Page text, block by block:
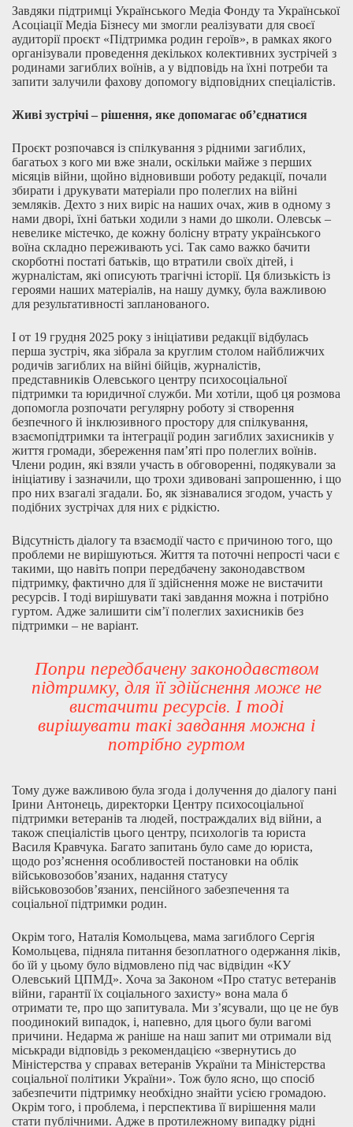
Завдяки підтримці Українського Медіа Фонду та Української
Асоціації Медіа Бізнесу ми змогли реалізувати для своєї
аудиторії проєкт «Підтримка родин героїв», в рамках якого
організували проведення декількох колективних зустрічей з
родинами загиблих воїнів, а у відповідь на їхні потреби та
запити залучили фахову допомогу відповідних спеціалістів.
Живі зустрічі – рішення, яке допомагає об’єднатися
Проєкт розпочався із спілкування з рідними загиблих,
багатьох з кого ми вже знали, оскільки майже з перших
місяців війни, щойно відновивши роботу редакції, почали
збирати і друкувати матеріали про полеглих на війні
земляків. Дехто з них виріс на наших очах, жив в одному з
нами дворі, їхні батьки ходили з нами до школи. Олевськ –
невелике містечко, де кожну болісну втрату українського
воїна складно переживають усі. Так само важко бачити
скорботні постаті батьків, що втратили своїх дітей, і
журналістам, які описують трагічні історії. Ця близькість із
героями наших матеріалів, на нашу думку, була важливою
для результативності запланованого.
І от 19 грудня 2025 року з ініціативи редакції відбулась
перша зустріч, яка зібрала за круглим столом найближчих
родичів загиблих на війні бійців, журналістів,
представників Олевського центру психосоціальної
підтримки та юридичної служби. Ми хотіли, щоб ця розмова
допомогла розпочати регулярну роботу зі створення
безпечного й інклюзивного простору для спілкування,
взаємопідтримки та інтеграції родин загиблих захисників у
життя громади, збереження пам’яті про полеглих воїнів.
Члени родин, які взяли участь в обговоренні, подякували за
ініціативу і зазначили, що трохи здивовані запрошенню, і що
про них взагалі згадали. Бо, як зізнавалися згодом, участь у
подібних зустрічах для них є рідкістю.
Відсутність діалогу та взаємодії часто є причиною того, що
проблеми не вирішуються. Життя та поточні непрості часи є
такими, що навіть попри передбачену законодавством
підтримку, фактично для її здійснення може не вистачити
ресурсів. І тоді вирішувати такі завдання можна і потрібно
гуртом. Адже залишити сім’ї полеглих захисників без
підтримки – не варіант.
Попри передбачену законодавством
підтримку, для її здійснення може не
вистачити ресурсів. І тоді
вирішувати такі завдання можна і
потрібно гуртом
Тому дуже важливою була згода і долучення до діалогу пані
Ірини Антонець, директорки Центру психосоціальної
підтримки ветеранів та людей, постраждалих від війни, а
також спеціалістів цього центру, психологів та юриста
Василя Кравчука. Багато запитань було саме до юриста,
щодо роз’яснення особливостей постановки на облік
військовозобов’язаних, надання статусу
військовозобов’язаних, пенсійного забезпечення та
соціальної підтримки родин.
Окрім того, Наталія Комольцева, мама загиблого Сергія
Комольцева, підняла питання безоплатного одержання ліків,
бо їй у цьому було відмовлено під час відвідин «КУ
Олевський ЦПМД». Хоча за Законом «Про статус ветеранів
війни, гарантії їх соціального захисту» вона мала б
отримати те, про що запитувала. Ми з’ясували, що це не був
поодинокий випадок, і, напевно, для цього були вагомі
причини. Недарма ж раніше на наш запит ми отримали від
міськради відповідь з рекомендацією «звернутись до
Міністерства у справах ветеранів України та Міністерства
соціальної політики України». Тож було ясно, що спосіб
забезпечити підтримку необхідно знайти усією громадою.
Окрім того, і проблема, і перспектива її вирішення мали
стати публічними. Адже в протилежному випадку рідні